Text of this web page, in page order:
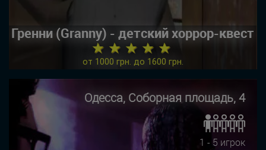
Гренни (Granny) - детский хоррор-квест
★ ★ ★ ★ ★
от 1000 грн. до 1600 грн.
Одесса, Соборная площадь, 4
1 - 5 игрок